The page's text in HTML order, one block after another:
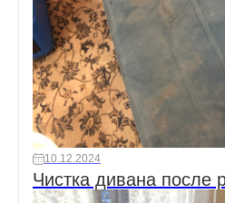
10.12.2024
Чистка дивана после